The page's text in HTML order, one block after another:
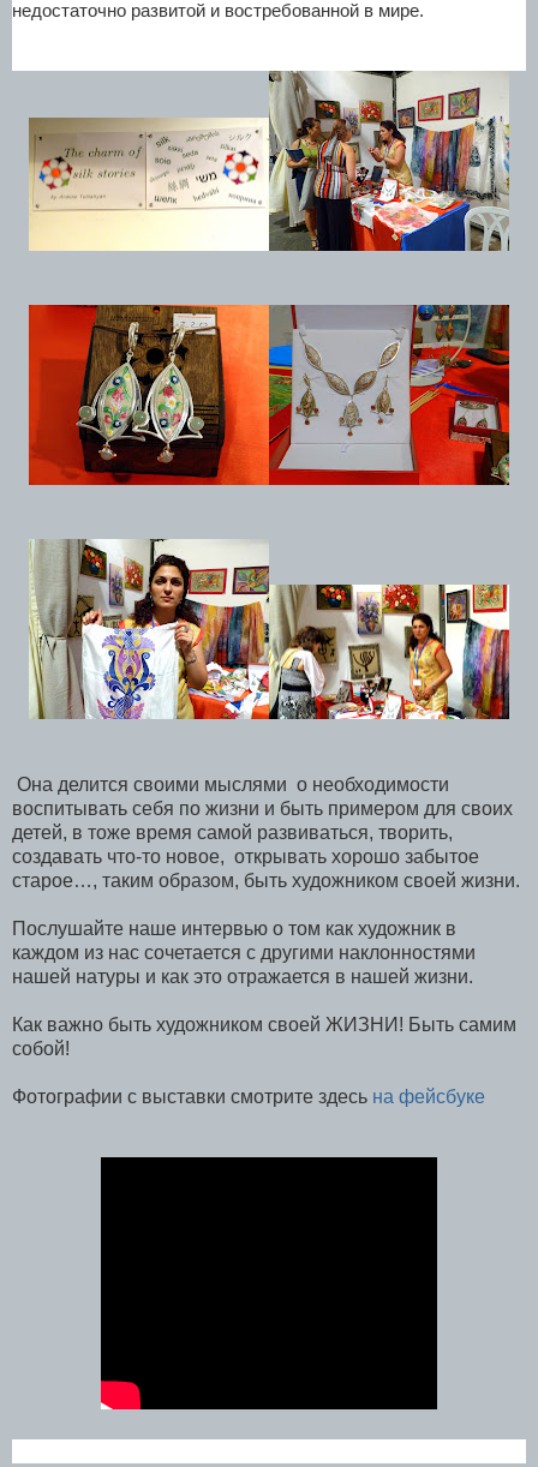
недостаточно развитой и востребованной в мире.
Она делится своими мыслями о необходимости
воспитывать себя по жизни и быть примером для своих
детей, в тоже время самой развиваться, творить,
создавать что-то новое, открывать хорошо забытое
старое…, таким образом, быть художником своей жизни.
Послушайте наше интервью о том как художник в
каждом из нас сочетается с другими наклонностями
нашей натуры и как это отражается в нашей жизни.
Как важно быть художником своей ЖИЗНИ! Быть самим
собой!
Фотографии с выставки смотрите здесь на фейсбуке